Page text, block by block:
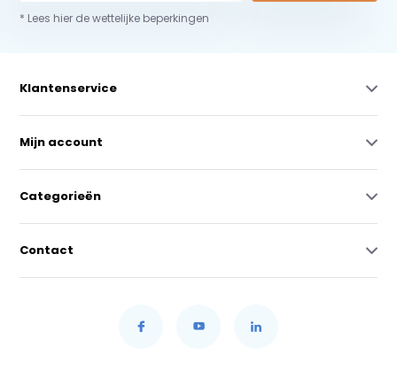
* Lees hier de wettelijke beperkingen
Klantenservice
Mijn account
Categorieën
Contact